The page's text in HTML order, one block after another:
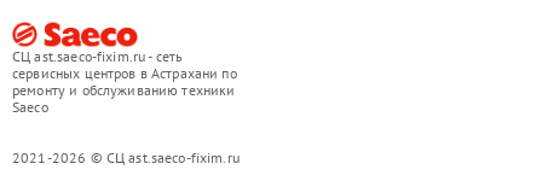
СЦ ast.saeco-fixim.ru - сеть
сервисных центров в Астрахани по
ремонту и обслуживанию техники
Saeco
2021-2026 © СЦ ast.saeco-fixim.ru